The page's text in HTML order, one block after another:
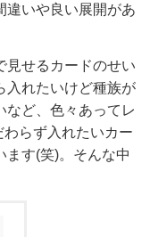
違いや良い展開があ
見せるカードのせい
入れたいけど種族が
など、色々あってレ
らず入れたいカー
ます(笑)。そんな中